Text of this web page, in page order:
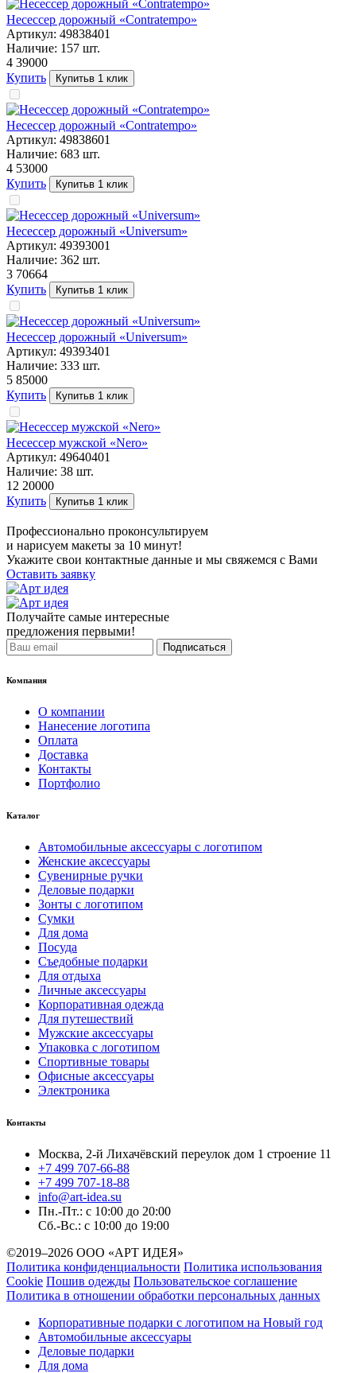
Несессер дорожный «Contratempo»
Артикул: 49838401
Наличие: 157 шт.
4 39000
Купить
Купитьв 1 клик
Несессер дорожный «Contratempo»
Артикул: 49838601
Наличие: 683 шт.
4 53000
Купить
Купитьв 1 клик
Несессер дорожный «Universum»
Артикул: 49393001
Наличие: 362 шт.
3 70664
Купить
Купитьв 1 клик
Несессер дорожный «Universum»
Артикул: 49393401
Наличие: 333 шт.
5 85000
Купить
Купитьв 1 клик
Несессер мужской «Nero»
Артикул: 49640401
Наличие: 38 шт.
12 20000
Купить
Купитьв 1 клик
Профессионально проконсультируем
и нарисуем макеты за 10 минут!
Укажите свои контактные данные и мы свяжемся с Вами
Оставить заявку
Получайте самые интересные
предложения первыми!
Подписаться
Компания
О компании
Нанесение логотипа
Оплата
Доставка
Контакты
Портфолио
Каталог
Автомобильные аксессуары с логотипом
Женские аксессуары
Сувенирные ручки
Деловые подарки
Зонты с логотипом
Сумки
Для дома
Посуда
Съедобные подарки
Для отдыха
Личные аксессуары
Корпоративная одежда
Для путешествий
Мужские аксессуары
Упаковка с логотипом
Спортивные товары
Офисные аксессуары
Электроника
Контакты
Москва, 2-й Лихачёвский переулок дом 1 строение 11
+7 499 707-66-88
+7 499 707-18-88
info@art-idea.su
Пн.-Пт.: с 10:00 до 20:00
Сб.-Вс.: с 10:00 до 19:00
©2019–2026 ООО «АРТ ИДЕЯ»
Политика конфиденциальности Политика использования
Cookie Пошив одежды Пользовательское соглашение
Политика в отношении обработки персональных данных
Корпоративные подарки с логотипом на Новый год
Автомобильные аксессуары
Деловые подарки
Для дома